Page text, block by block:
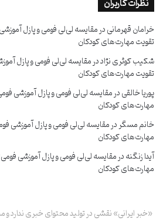
خرامان قهرمانیدرمقایسه لی‌لی فومی و پازل
تقویت مهارت‌های کودکان
شکیب کوثری نژاددرمقایسه لی‌لی فومی و پازل
تقویت مهارت‌های کودکان
پوریا خالقیدرمقایسه لی‌لی فومی و پازل آموزشی
مهارت‌های کودکان
خانم مسگردرمقایسه لی‌لی فومی و پازل آموزشی
مهارت‌های کودکان
آیدا زنگنهدرمقایسه لی‌لی فومی و پازل آموزشی
مهارت‌های کودکان
«خبر ایرانی» نقشی در تولید محتوای خبری ندارد